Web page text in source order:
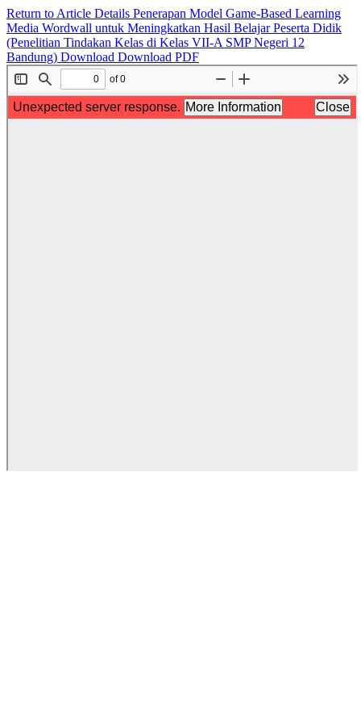
Return to Article Details Penerapan Model Game-Based Learning
Media Wordwall untuk Meningkatkan Hasil Belajar Peserta Didik
(Penelitian Tindakan Kelas di Kelas VII-A SMP Negeri 12
Bandung) Download Download PDF